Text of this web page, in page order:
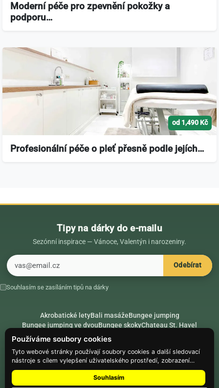
Používáme soubory cookies
Tyto webové stránky používají soubory cookies a další sledovací
nástroje s cílem vylepšení uživatelského prostředí, zobrazení
přizpůsobeného obsahu a reklam, analýzy návštěvnosti webových
stránek a zjištění zdroje návštěvnosti.
Souhlasím
Moderní péče pro zpevnění pokožky a
podporu…
od 1,490 Kč
Profesionální péče o pleť přesně podle jejích…
Tipy na dárky do e-mailu
Sezónní inspirace — Vánoce, Valentýn i narozeniny.
Odebírat
Souhlasím se zasíláním tipů na dárky
Akrobatické letyBali masážeBungee jumping
Bungee jumping ve dvouBungee skokyChateau St. Havel
Dárek k 18. narozeninám
Dárek k 40. narozeninám
RádceSecret SantaSložte se na dárek
PARTNEŘIHike.placeClimbing.place